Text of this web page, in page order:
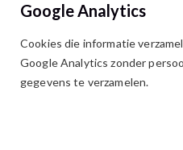
Google Analytics
Cookies die informatie
Google Analytics zonder
gegevens te verzamelen.